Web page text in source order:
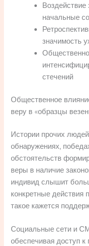
Воздействие
начальные
значимость
стечений
Общественное
веру в «образцы
Истории прочих
обнаружениях,
обстоятельств
веры в наличие
индивид слышит
конкретные действия
такое кажется
Социальные сети и
обеспечивая доступ